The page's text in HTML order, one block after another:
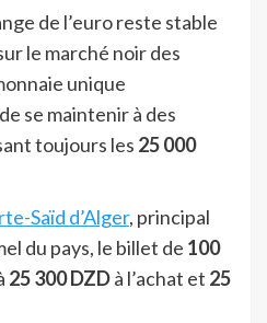
de l’euro reste stable
le marché noir des
unique
se maintenir à des
toujours les 25 000
Saïd d’Alger, principal
du pays, le billet de 100
25 300 DZDà l’achat et 25